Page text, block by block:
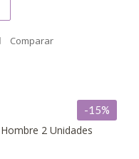
Comparar
2 Unidades
-15%